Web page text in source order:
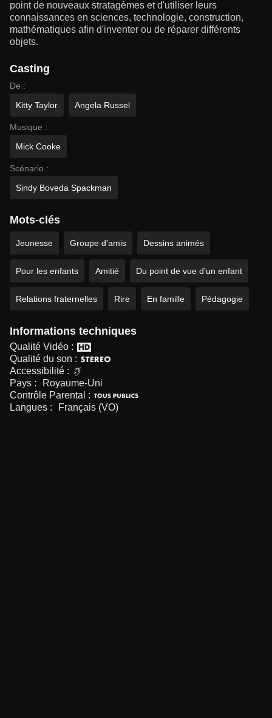
point de nouveaux stratagèmes et d'utiliser leurs
connaissances en sciences, technologie, construction,
mathématiques afin d'inventer ou de réparer différents
objets.
Casting
De :
Kitty Taylor
Angela Russel
Musique :
Mick Cooke
Scénario :
Sindy Boveda Spackman
Mots-clés
Jeunesse Groupe d'amis Dessins animés
Pour les enfants Amitié Du point de vue d'un enfant
Relations fraternelles Rire En famille Pédagogie
Informations techniques
Qualité Vidéo :
Qualité du son :
Accessibilité :
Pays :
Royaume-Uni
Contrôle Parental :
Langues :
Français (VO)